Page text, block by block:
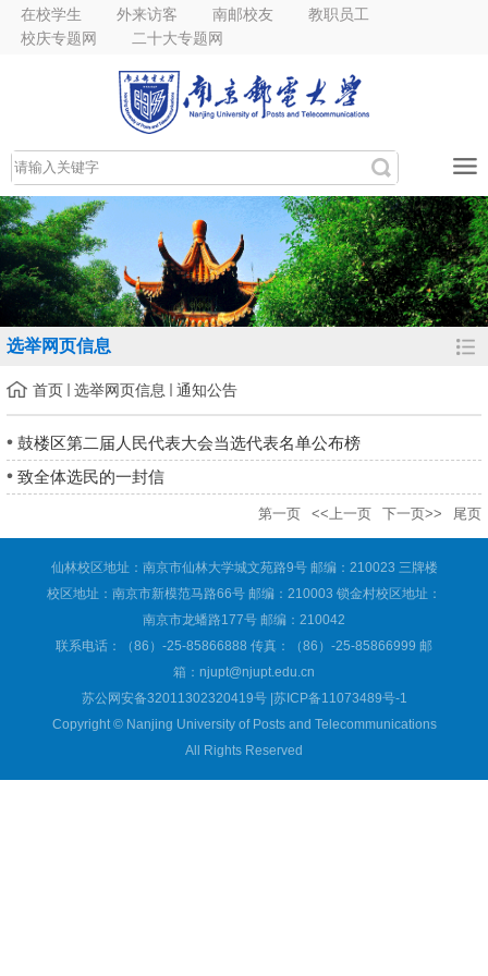
在校学生 外来访客 南邮校友
教职员工
校庆专题网
二十大专题网
选举网页信息
首页 选举网页信息 通知公告
鼓楼区第二届人民代表大会当选代表名单公布榜
致全体选民的一封信
第一页 <<上一页 下一页>> 尾页
仙林校区地址：南京市仙林大学城文苑路9号 邮编：210023 三牌楼
校区地址：南京市新模范马路66号 邮编：210003 锁金村校区地址：
南京市龙蟠路177号 邮编：210042
联系电话：（86）-25-85866888 传真：（86）-25-85866999 邮
箱：njupt@njupt.edu.cn
苏公网安备32011302320419号 |苏ICP备11073489号-1
Copyright © Nanjing University of Posts and Telecommunications
All Rights Reserved